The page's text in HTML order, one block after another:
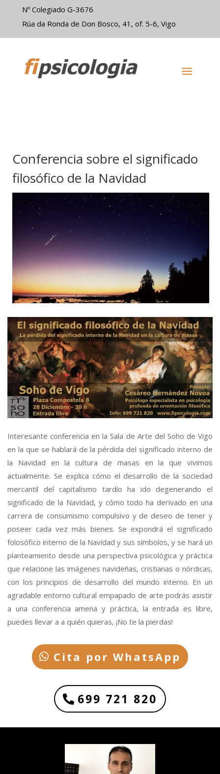
Nº Colegiado G-3676
Rúa da Ronda de Don Bosco, 41, of. 5-6, Vigo
Conferencia sobre el significado
filosófico de la Navidad
Interesante conferencia en la Sala de Arte del Soho de Vigo
en la que se hablará de la pérdida del significado interno de
la Navidad en la cultura de masas en la que vivimos
actualmente. Se explica cómo el desarrollo de la sociedad
mercantil del capitalismo tardío ha ido degenerando el
significado de la Navidad, y cómo todo ha derivado en una
carrera de consumismo compulsivo y de deseo de tener y
poseer cada vez más bienes. Se expondrá el significado
folosófico interno de la Navidad y sus símbolos, y se hará un
planteamiento desde una perspectiva psicológica y práctica
que relacione las imágenes navideñas, cristianas o nórdicas,
con los principios de desarrollo del mundo interno. En un
agradable entorno cultural empapado de arte podrás asistir
a una conferencia amena y práctica, la entrada es libre,
puedes llevar a a quién quieras, ¡No te la pierdas!
Cita por WhatsApp
699 721 820